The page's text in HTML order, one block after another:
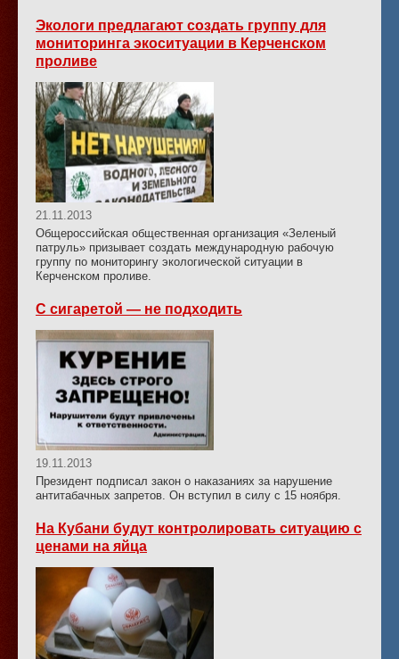
Экологи предлагают создать группу для
мониторинга экоситуации в Керченском
проливе
21.11.2013
Общероссийская общественная организация «Зеленый
патруль» призывает создать международную рабочую
группу по мониторингу экологической ситуации в
Керченском проливе.
С сигаретой — не подходить
19.11.2013
Президент подписал закон о наказаниях за нарушение
антитабачных запретов. Он вступил в силу с 15 ноября.
На Кубани будут контролировать ситуацию с
ценами на яйца